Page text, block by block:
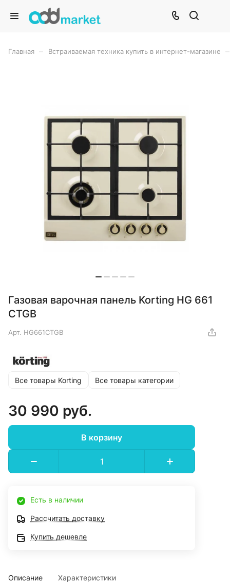
Главная Встраиваемая техника купить в интернет-магазине
Газовая варочная панель Korting HG 661
CTGB
Арт. HG661CTGB
Все товары Korting Все товары категории
30 990 руб.
В корзину
Есть в наличии
Рассчитать доставку
Купить дешевле
Описание Характеристики